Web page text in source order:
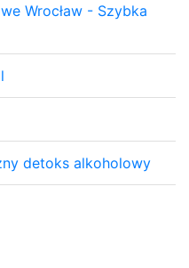
Wrocław - Szybka
detoks alkoholowy